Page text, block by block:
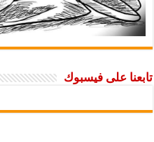
تابعنا على فيسبوك